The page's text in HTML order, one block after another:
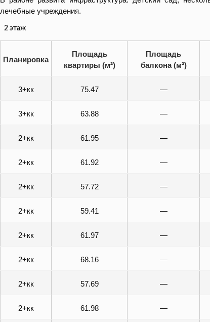
лечебные учреждения.
2 этаж
Планировка
Площадь
квартиры (м²)
Площадь
балкона (м²)
3+кк 75.47 —
3+кк 63.88 —
2+кк 61.95 —
2+кк 61.92 —
2+кк 57.72 —
2+кк 59.41 —
2+кк 61.97 —
2+кк 68.16 —
2+кк 57.69 —
2+кк 61.98 —